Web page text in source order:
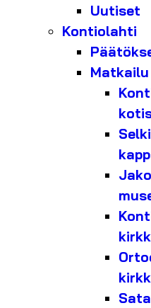
Uutiset
Kontiolahti
Matkailu